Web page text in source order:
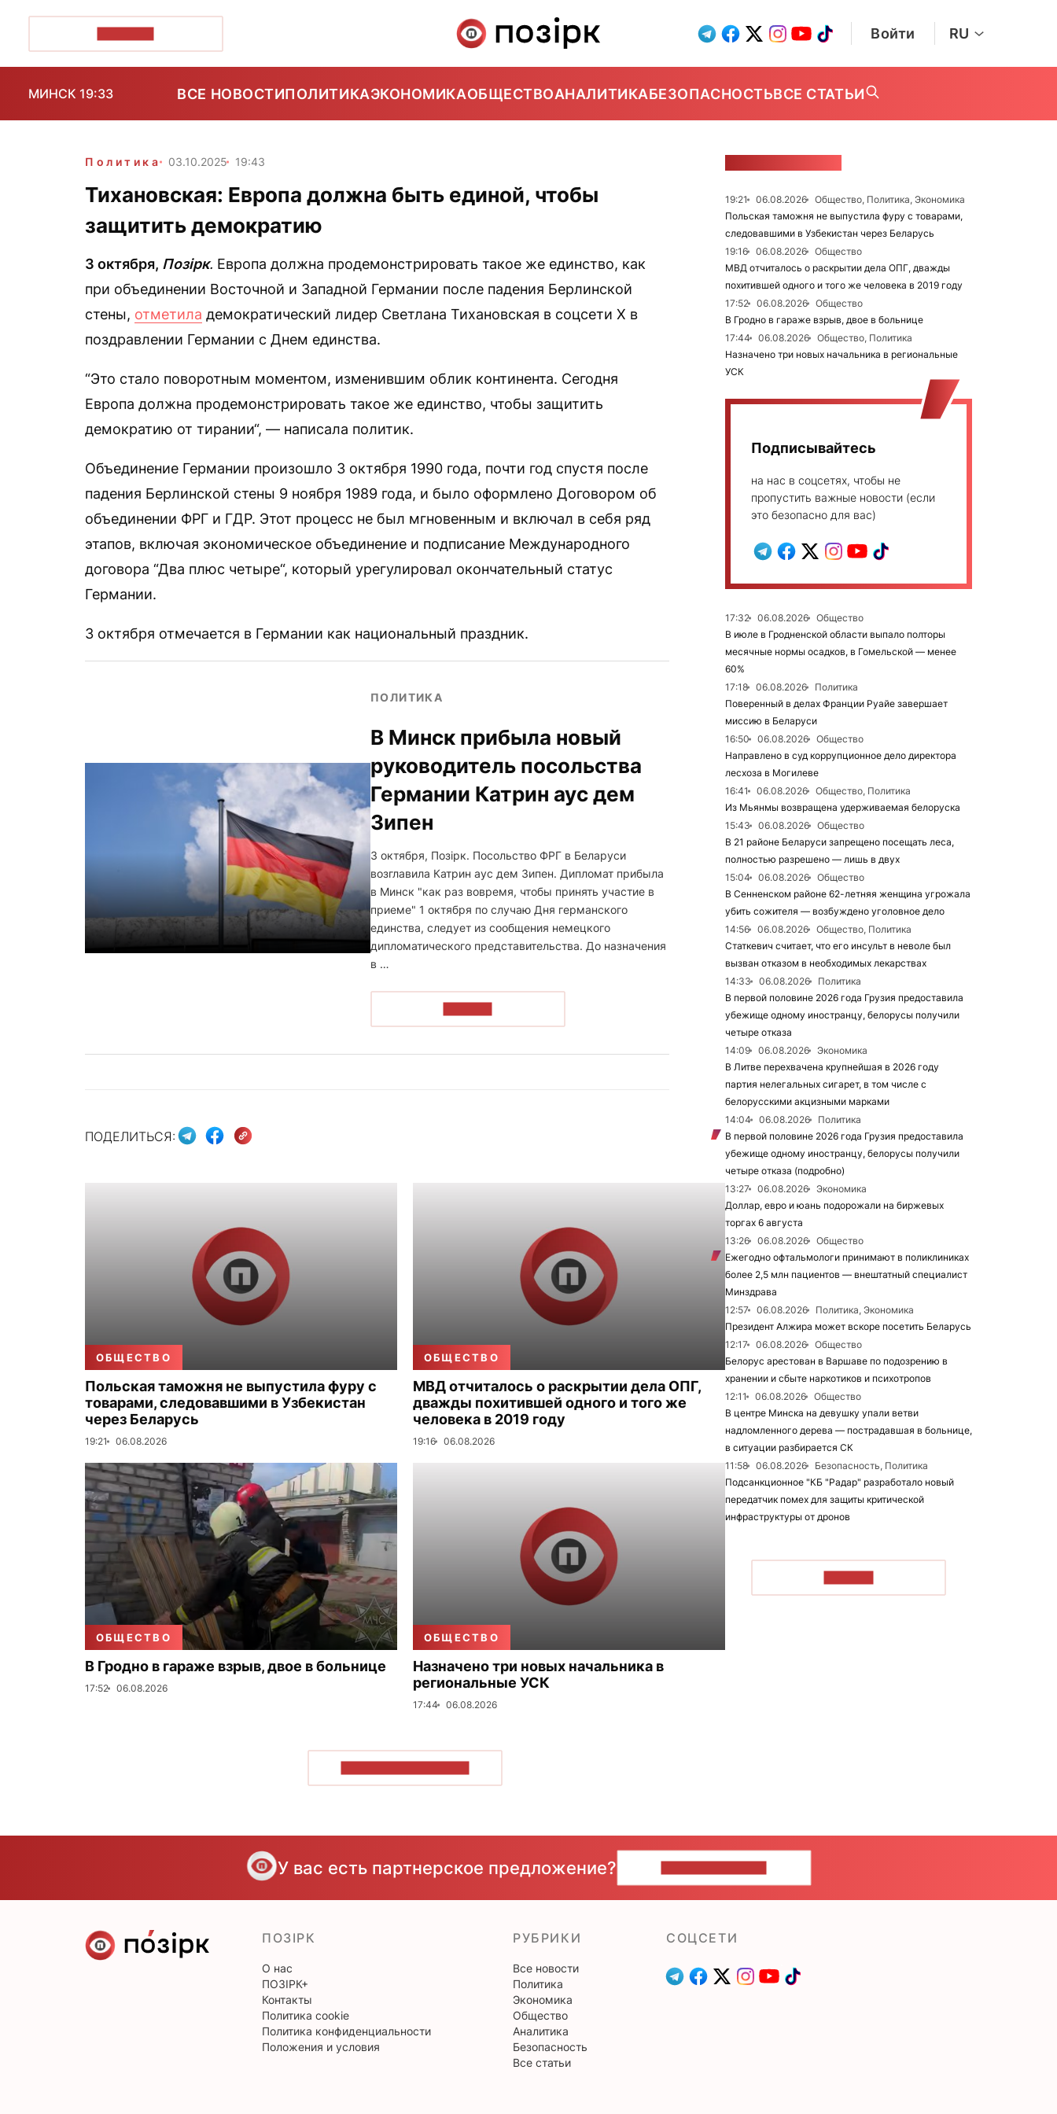
Войти RU
МИНСК 19:33 ВСЕ НОВОСТИПОЛИТИКАЭКОНОМИКАОБЩЕСТВОАНАЛИТИКАБЕЗОПАСНОСТЬВСЕ СТАТЬИ
Политика 03.10.2025 19:43
Тихановская: Европа должна быть единой, чтобы
защитить демократию
3 октября, Позірк. Европа должна продемонстрировать такое же единство, как
при объединении Восточной и Западной Германии после падения Берлинской
стены, отметила демократический лидер Светлана Тихановская в соцсети Х в
поздравлении Германии с Днем единства.
“Это стало поворотным моментом, изменившим облик континента. Сегодня
Европа должна продемонстрировать такое же единство, чтобы защитить
демократию от тирании“, — написала политик.
Объединение Германии произошло 3 октября 1990 года, почти год спустя после
падения Берлинской стены 9 ноября 1989 года, и было оформлено Договором об
объединении ФРГ и ГДР. Этот процесс не был мгновенным и включал в себя ряд
этапов, включая экономическое объединение и подписание Международного
договора “Два плюс четыре“, который урегулировал окончательный статус
Германии.
3 октября отмечается в Германии как национальный праздник.
ПОЛИТИКА
В Минск прибыла новый
руководитель посольства
Германии Катрин аус дем
Зипен
3 октября, Позірк. Посольство ФРГ в Беларуси
возглавила Катрин аус дем Зипен. Дипломат прибыла
в Минск "как раз вовремя, чтобы принять участие в
приеме" 1 октября по случаю Дня германского
единства, следует из сообщения немецкого
дипломатического представительства. До назначения
в …
ПОДЕЛИТЬСЯ:
ОБЩЕСТВО
Польская таможня не выпустила фуру с
товарами, следовавшими в Узбекистан
через Беларусь
19:21 06.08.2026
ОБЩЕСТВО
МВД отчиталось о раскрытии дела ОПГ,
дважды похитившей одного и того же
человека в 2019 году
19:16 06.08.2026
ОБЩЕСТВО
В Гродно в гараже взрыв, двое в больнице
17:52 06.08.2026
ОБЩЕСТВО
Назначено три новых начальника в
региональные УСК
17:44 06.08.2026
19:21 06.08.2026
Общество, Политика, Экономика
Польская таможня не выпустила фуру с товарами,
следовавшими в Узбекистан через Беларусь
19:16
06.08.2026
Общество
МВД отчиталось о раскрытии дела ОПГ, дважды
похитившей одного и того же человека в 2019 году
17:52
06.08.2026
Общество
В Гродно в гараже взрыв, двое в больнице
17:44
06.08.2026
Общество, Политика
Назначено три новых начальника в региональные
УСК
Подписывайтесь
на нас в соцсетях, чтобы не
пропустить важные новости (если
это безопасно для вас)
17:32 06.08.2026
Общество
В июле в Гродненской области выпало полторы
месячные нормы осадков, в Гомельской — менее
60%
17:18
06.08.2026
Политика
Поверенный в делах Франции Руайе завершает
миссию в Беларуси
16:50
06.08.2026
Общество
Направлено в суд коррупционное дело директора
лесхоза в Могилеве
16:41
06.08.2026
Общество, Политика
Из Мьянмы возвращена удерживаемая белоруска
15:43
06.08.2026
Общество
В 21 районе Беларуси запрещено посещать леса,
полностью разрешено — лишь в двух
15:04
06.08.2026
Общество
В Сенненском районе 62-летняя женщина угрожала
убить сожителя — возбуждено уголовное дело
14:56
06.08.2026
Общество, Политика
Статкевич считает, что его инсульт в неволе был
вызван отказом в необходимых лекарствах
14:33
06.08.2026
Политика
В первой половине 2026 года Грузия предоставила
убежище одному иностранцу, белорусы получили
четыре отказа
14:09
06.08.2026
Экономика
В Литве перехвачена крупнейшая в 2026 году
партия нелегальных сигарет, в том числе с
белорусскими акцизными марками
14:04
06.08.2026
Политика
В первой половине 2026 года Грузия предоставила
убежище одному иностранцу, белорусы получили
четыре отказа (подробно)
13:27
06.08.2026
Экономика
Доллар, евро и юань подорожали на биржевых
торгах 6 августа
13:26
06.08.2026
Общество
Ежегодно офтальмологи принимают в поликлиниках
более 2,5 млн пациентов — внештатный специалист
Минздрава
12:57
06.08.2026
Политика, Экономика
Президент Алжира может вскоре посетить Беларусь
12:17
06.08.2026
Общество
Белорус арестован в Варшаве по подозрению в
хранении и сбыте наркотиков и психотропов
12:11
06.08.2026
Общество
В центре Минска на девушку упали ветви
надломленного дерева — пострадавшая в больнице,
в ситуации разбирается СК
11:58
06.08.2026
Безопасность, Политика
Подсанкционное "КБ "Радар" разработало новый
передатчик помех для защиты критической
инфраструктуры от дронов
У вас есть партнерское предложение?
ПОЗІРК
О нас
ПОЗІРК+
Контакты
Политика cookie
Политика конфиденциальности
Положения и условия
РУБРИКИ
Все новости
Политика
Экономика
Общество
Аналитика
Безопасность
Все статьи
CОЦСЕТИ